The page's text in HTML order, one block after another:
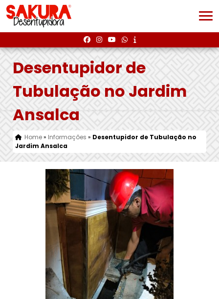
Desentupidor de
Tubulação no Jardim
Ansalca
Home» Informações » Desentupidor de Tubulação no
Jardim Ansalca